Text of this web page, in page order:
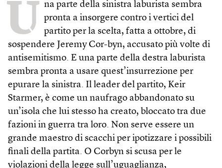
U na parte della sinistra laburista sembra
pronta a insorgere contro i vertici del
partito per la scelta, fatta a ottobre, di
sospendere Jeremy Cor-byn, accusato più volte di
antisemitismo. E una parte della destra laburista
sembra pronta a usare quest’insurrezione per
epurare la sinistra. Il leader del partito, Keir
Starmer, è come un naufrago abbandonato su
un’isola che lui stesso ha creato, bloccato tra due
fazioni in guerra tra loro. Non serve essere un
grande maestro di scacchi per ipotizzare i possibili
finali della partita. O Corbyn si scusa per le
violazioni della legge sull’uguaglianza,